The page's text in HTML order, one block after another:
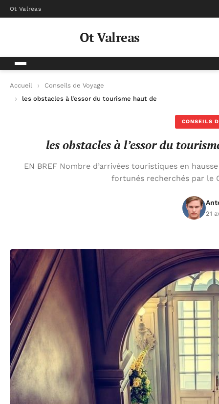
Ot Valreas
Ot Valreas
Accueil
Conseils de Voyage
les obstacles à l’essor du tourisme haut de gamme en
CONSEILS
les obstacles à l’essor du
EN BREF Nombre d’arrivées touristiques en
fortunés recherchés par le
21